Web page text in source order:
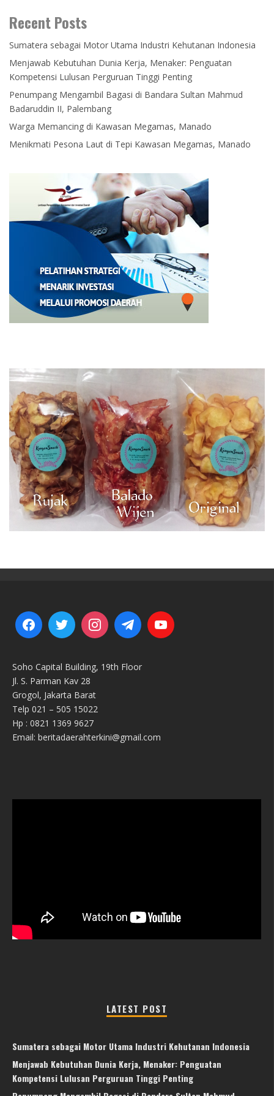
Recent Posts
Sumatera sebagai Motor Utama Industri Kehutanan Indonesia
Menjawab Kebutuhan Dunia Kerja, Menaker: Penguatan
Kompetensi Lulusan Perguruan Tinggi Penting
Penumpang Mengambil Bagasi di Bandara Sultan Mahmud
Badaruddin II, Palembang
Warga Memancing di Kawasan Megamas, Manado
Menikmati Pesona Laut di Tepi Kawasan Megamas, Manado
Soho Capital Building, 19th Floor
Jl. S. Parman Kav 28
Grogol, Jakarta Barat
Telp 021 – 505 15022
Hp : 0821 1369 9627
Email: beritadaerahterkini@gmail.com
LATEST POST
Sumatera sebagai Motor Utama Industri Kehutanan Indonesia
Menjawab Kebutuhan Dunia Kerja, Menaker: Penguatan
Kompetensi Lulusan Perguruan Tinggi Penting